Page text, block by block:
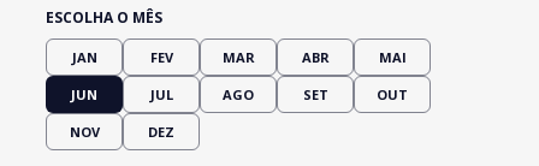
ESCOLHA O MÊS
JAN FEV MAR ABR MAI
JUN JUL AGO SET OUT
NOV DEZ